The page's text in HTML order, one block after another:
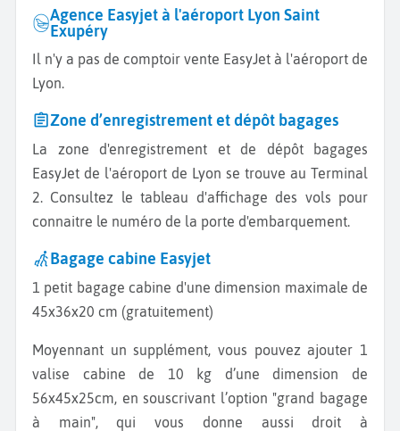
Agence Easyjet à l'aéroport Lyon Saint
Exupéry
Il n'y a pas de comptoir vente EasyJet à l'aéroport de
Lyon.
Zone d’enregistrement et dépôt bagages
La zone d'enregistrement et de dépôt bagages
EasyJet de l'aéroport de Lyon se trouve au Terminal
2. Consultez le tableau d'affichage des vols pour
connaitre le numéro de la porte d'embarquement.
Bagage cabine Easyjet
1 petit bagage cabine d'une dimension maximale de
45x36x20 cm (gratuitement)
Moyennant un supplément, vous pouvez ajouter 1
valise cabine de 10 kg d’une dimension de
56x45x25cm, en souscrivant l’option "grand bagage
à main", qui vous donne aussi droit à